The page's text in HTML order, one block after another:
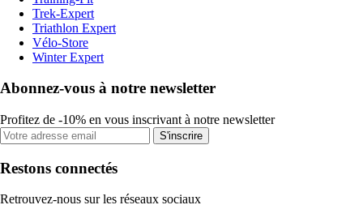
Trek-Expert
Triathlon Expert
Vélo-Store
Winter Expert
Abonnez-vous à notre newsletter
Profitez de -10% en vous inscrivant à notre newsletter
S'inscrire
Restons connectés
Retrouvez-nous sur les réseaux sociaux